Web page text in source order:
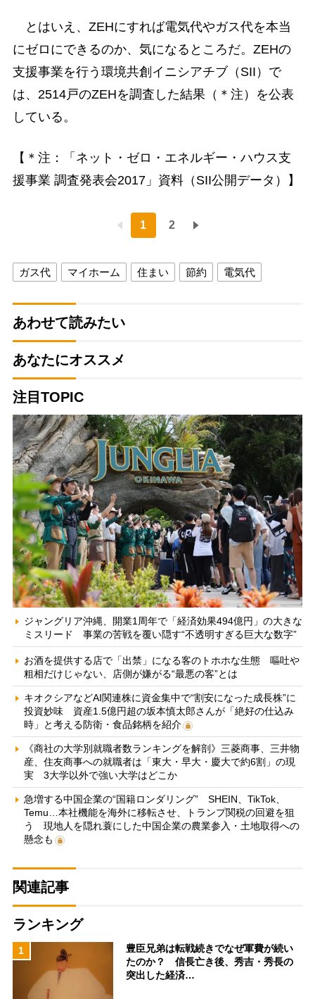
とはいえ、ZEHにすれば電気代やガス代を本当
にゼロにできるのか、気になるところだ。ZEHの
支援事業を行う環境共創イニシアチブ（SII）で
は、2514戸のZEHを調査した結果（＊注）を公表
している。
【＊注：「ネット・ゼロ・エネルギー・ハウス支
援事業 調査発表会2017」資料（SII公開データ）】
1 2
ガス代 マイホーム 住まい 節約 電気代
あわせて読みたい
あなたにオススメ
注目TOPIC
ジャングリア沖縄、開業1周年で「経済効果494億円」の大きな
ミスリード 事業の苦戦を覆い隠す“不透明すぎる巨大な数字”
お酒を提供する店で「出禁」になる客のトホホな生態 嘔吐や
粗相だけじゃない、店側が嫌がる“最悪の客”とは
キオクシアなどAI関連株に資金集中で“割安になった成長株”に
投資妙味 資産1.5億円超の坂本慎太郎さんが「絶好の仕込み
時」と考える防衛・食品銘柄を紹介
《商社の大学別就職者数ランキングを解剖》三菱商事、三井物
産、住友商事への就職者は「東大・早大・慶大で約6割」の現
実 3大学以外で強い大学はどこか
急増する中国企業の“国籍ロンダリング” SHEIN、TikTok、
Temu…本社機能を海外に移転させ、トランプ関税の回避を狙
う 現地人を隠れ蓑にした中国企業の農業参入・土地取得への
懸念も
関連記事
ランキング
1
豊臣兄弟は転戦続きでなぜ軍費が続い
たのか？ 信長亡き後、秀吉・秀長の
突出した経済…